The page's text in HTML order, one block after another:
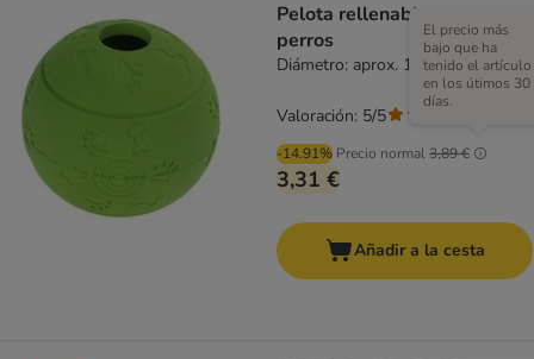
Pelota rellenable para
perros
Diámetro: aprox. 10,5 cm
-14.91% Precio normal3,89 €
El precio más
bajo que ha
tenido el artículo
en los útimos 30
días.
3,31 €
Valoración: 5/5
Añadir a la cesta